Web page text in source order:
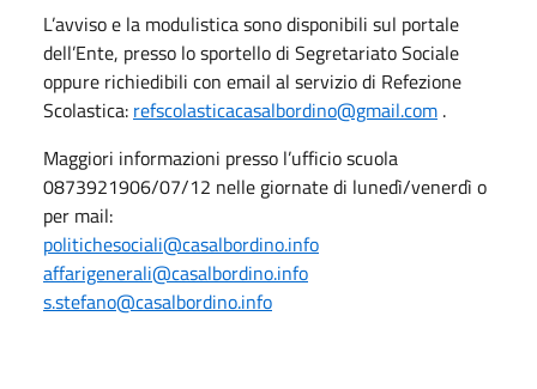
L’avviso e la modulistica sono disponibili sul portale
dell’Ente, presso lo sportello di Segretariato Sociale
oppure richiedibili con email al servizio di Refezione
Scolastica: refscolasticacasalbordino@gmail.com .
Maggiori informazioni presso l’ufficio scuola
0873921906/07/12 nelle giornate di lunedì/venerdì o
per mail:
politichesociali@casalbordino.info
affarigenerali@casalbordino.info
s.stefano@casalbordino.info